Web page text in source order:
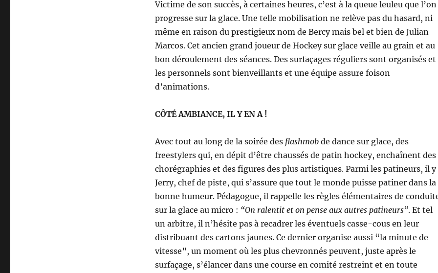
Victime de son succès, à certaines heures, c’est à la queue leuleu que l’on
progresse sur la glace. Une telle mobilisation ne relève pas du hasard, ni
même en raison du prestigieux nom de Bercy mais bel et bien de Julian
Marcos. Cet ancien grand joueur de Hockey sur glace veille au grain et au
bon déroulement des séances. Des surfaçages réguliers sont organisés et
les personnels sont bienveillants et une équipe assure foison
d’animations.
CÔTÉ AMBIANCE, IL Y EN A !
Avec tout au long de la soirée des flashmobde dance sur glace, des
freestylers qui, en dépit d’être chaussés de patin hockey, enchaînent des
chorégraphies et des figures des plus artistiques. Parmi les patineurs, il y
Jerry, chef de piste, qui s’assure que tout le monde puisse patiner dans la
bonne humeur. Pédagogue, il rappelle les règles élémentaires de
sur la glace au micro : “On ralentit et on pense aux autres patineurs”. Et tel
un arbitre, il n’hésite pas à recadrer les éventuels casse-cous en leur
distribuant des cartons jaunes. Ce dernier organise aussi “la minute de
vitesse”, un moment où les plus chevronnés peuvent, juste après le
surfaçage, s’élancer dans une course en comité restreint et en toute